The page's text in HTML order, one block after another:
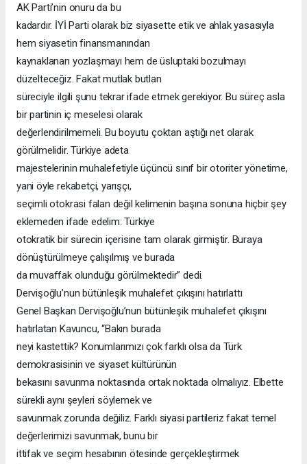
AK Parti’nin onuru da bu
kadardır. İYİ Parti olarak biz siyasette etik ve ahlak yasasıyla
hem siyasetin finansmanından
kaynaklanan yozlaşmayı hem de üsluptaki bozulmayı
düzelteceğiz. Fakat mutlak butlan
süreciyle ilgili şunu tekrar ifade etmek gerekiyor. Bu süreç asla
bir partinin iç meselesi olarak
değerlendirilmemeli. Bu boyutu çoktan aştığı net olarak
görülmelidir. Türkiye adeta
majestelerinin muhalefetiyle üçüncü sınıf bir otoriter yönetime,
yani öyle rekabetçi, yarışçı,
seçimli otokrasi falan değil kelimenin başına sonuna hiçbir şey
eklemeden ifade edelim: Türkiye
otokratik bir sürecin içerisine tam olarak girmiştir. Buraya
dönüştürülmeye çalışılmış ve burada
da muvaffak olunduğu görülmektedir” dedi.
Dervişoğlu’nun bütünleşik muhalefet çıkışını hatırlattı
Genel Başkan Dervişoğlu’nun bütünleşik muhalefet çıkışını
hatırlatan Kavuncu, “Bakın burada
neyi kastettik? Konumlarımızı çok farklı olsa da Türk
demokrasisinin ve siyaset kültürünün
bekasını savunma noktasında ortak noktada olmalıyız. Elbette
sürekli aynı şeyleri söylemek ve
savunmak zorunda değiliz. Farklı siyasi partileriz fakat temel
değerlerimizi savunmak, bunu bir
ittifak ve seçim hesabının ötesinde gerçekleştirmek